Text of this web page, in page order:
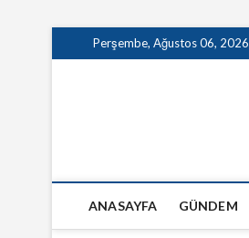
to
Perşembe, Ağustos 06, 2026
ANASAYFA GÜNDEM